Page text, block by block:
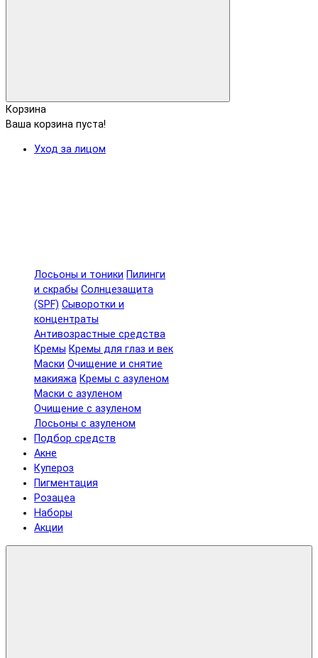
Корзина
Ваша корзина пуста!
Уход за лицом
Лосьоны и тоники Пилинги
и скрабы Солнцезащита
(SPF) Сыворотки и
концентраты
Антивозрастные средства
Кремы Кремы для глаз и век
Маски Очищение и снятие
макияжа Кремы с азуленом
Маски с азуленом
Очищение с азуленом
Лосьоны с азуленом
Подбор средств
Акне
Купероз
Пигментация
Розацеа
Наборы
Акции